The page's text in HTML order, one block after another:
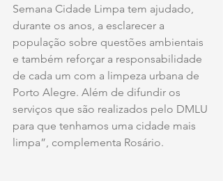
Semana Cidade Limpa tem ajudado,
durante os anos, a esclarecer a
população sobre questões ambientais
e também reforçar a responsabilidade
de cada um com a limpeza urbana de
Porto Alegre. Além de difundir os
serviços que são realizados pelo DMLU
para que tenhamos uma cidade mais
limpa”, complementa Rosário.